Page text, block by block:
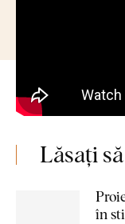
Lăsați
în